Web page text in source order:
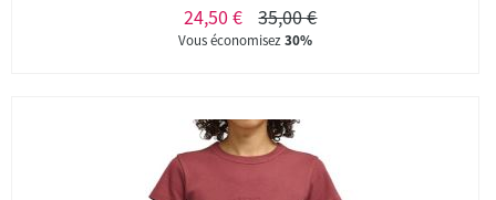
24,50 € 35,00 €
Vous économisez30%